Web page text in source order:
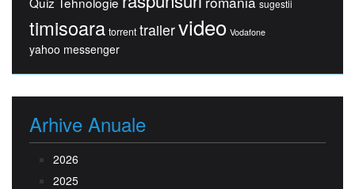
sugestii
timisoara torrent trailervideo Vodafone
yahoo messenger
Arhive Anuale
2026
2025